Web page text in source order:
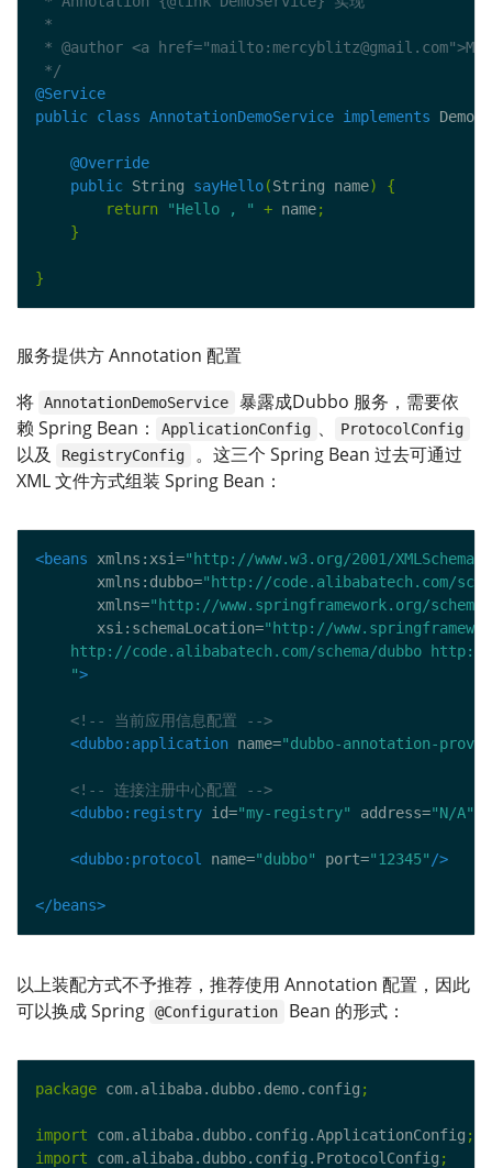
*/
@Service
public class AnnotationDemoService implements
@Override
public String sayHello(String name)
{
return
"Hello , " + name;
}
}
服务提供方 Annotation 配置
将 AnnotationDemoService
暴露成Dubbo 服务，需要依
赖 Spring Bean：
ApplicationConfig 、 ProtocolConfig
以及 RegistryConfig
。这三个 Spring Bean 过去可通过
XML 文件方式组装 Spring Bean：
<beans xmlns:xsi="http://www.w3.org/2001/
       xmlns:dubbo=
"http://code.alibabatech.com/
       xmlns=
"http://www.springframework.org/
       xsi:schemaLocation=
    "
>
<!-- 当前应用信息配置 -->
<dubbo:application name="dubbo-annotation-
<!-- 连接注册中心配置 -->
<dubbo:registry id="my-registry" address="N/A"
<dubbo:protocol name="dubbo" port="12345" />
</beans>
以上装配方式不予推荐，推荐使用 Annotation 配置，因此
可以换成 Spring @Configuration Bean 的形式：
package com.alibaba.dubbo.demo.config ;
import com.alibaba.dubbo.config.ApplicationConfig ;
import com.alibaba.dubbo.config.ProtocolConfig ;